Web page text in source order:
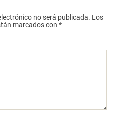
no será publicada. Los
marcados con *